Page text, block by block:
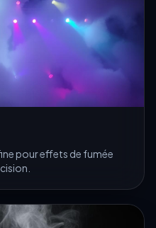
pour effets de fumée